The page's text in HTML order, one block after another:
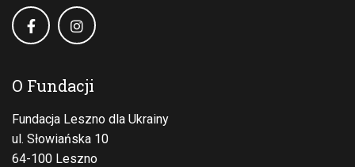
O Fundacji
Fundacja Leszno dla Ukrainy
ul. Słowiańska 10
64-100 Leszno